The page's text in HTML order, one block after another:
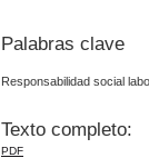
Palabras clave
Responsabilidad social
Texto completo:
PDF